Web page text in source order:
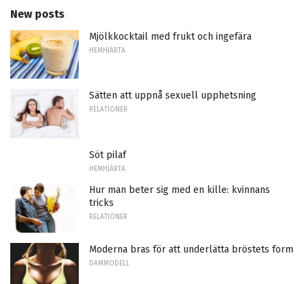
New posts
Mjölkkocktail med frukt och ingefära
HEMHJÄRTA
Sätten att uppnå sexuell upphetsning
RELATIONER
Söt pilaf
HEMHJÄRTA
Hur man beter sig med en kille: kvinnans
tricks
RELATIONER
Moderna bras för att underlätta bröstets form
DAMMODELL